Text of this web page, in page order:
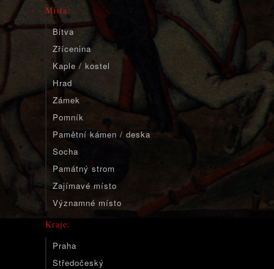
Místa:
Bitva
Zřícenina
Kaple / kostel
Hrad
Zámek
Pomník
Pamětní kámen / deska
Socha
Památný strom
Zajímavé místo
Významné místo
Kraje:
Praha
Středočeský